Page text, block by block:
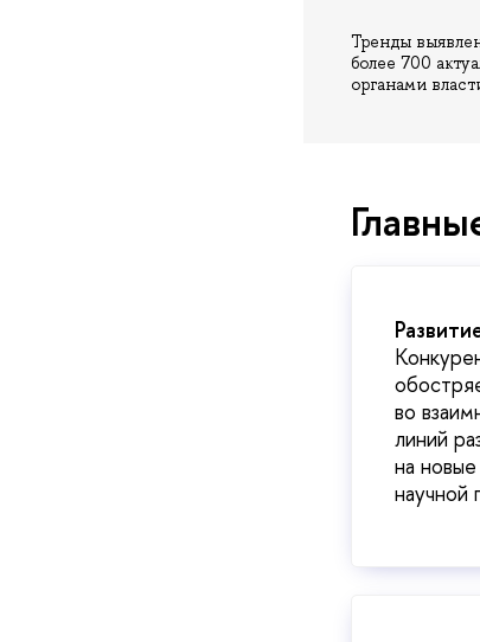
Тренды
более 700
органами
во
линий
на
научной